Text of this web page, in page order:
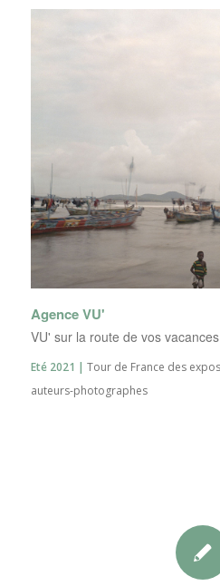
Agence VU'
VU' sur la route de vos vacances
Eté 2021 | Tour de France des
auteurs-photographes